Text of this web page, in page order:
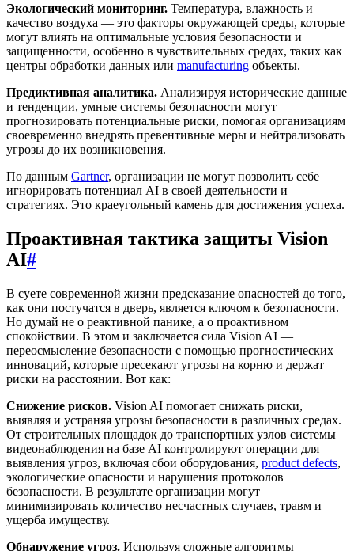
Экологический мониторинг. Температура, влажность и
качество воздуха — это факторы окружающей среды, которые
могут влиять на оптимальные условия безопасности и
защищенности, особенно в чувствительных средах, таких как
центры обработки данных или manufacturing объекты.
Предиктивная аналитика. Анализируя исторические данные
и тенденции, умные системы безопасности могут
прогнозировать потенциальные риски, помогая организациям
своевременно внедрять превентивные меры и нейтрализовать
угрозы до их возникновения.
По данным Gartner, организации не могут позволить себе
игнорировать потенциал AI в своей деятельности и
стратегиях. Это краеугольный камень для достижения успеха.
Проактивная тактика защиты Vision
AI#
В суете современной жизни предсказание опасностей до того,
как они постучатся в дверь, является ключом к безопасности.
Но думай не о реактивной панике, а о проактивном
спокойствии. В этом и заключается сила Vision AI —
переосмысление безопасности с помощью прогностических
инноваций, которые пресекают угрозы на корню и держат
риски на расстоянии. Вот как:
Снижение рисков. Vision AI помогает снижать риски,
выявляя и устраняя угрозы безопасности в различных средах.
От строительных площадок до транспортных узлов системы
видеонаблюдения на базе AI контролируют операции для
выявления угроз, включая сбои оборудования, product defects,
экологические опасности и нарушения протоколов
безопасности. В результате организации могут
минимизировать количество несчастных случаев, травм и
ущерба имуществу.
Обнаружение угроз. Используя сложные алгоритмы